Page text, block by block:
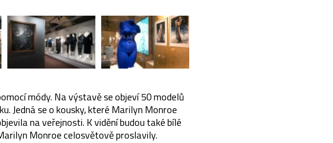
módy. Na výstavě se objeví 50 modelů
Jedná se o kousky, které Marilyn Monroe
na veřejnosti. K vidění budou také bílé
Monroe celosvětově proslavily.